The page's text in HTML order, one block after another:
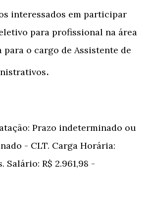
interessados em participar
para profissional na área
o cargo de Assistente de
.
Prazo indeterminado ou
- CLT. Carga Horária:
Salário: R$ 2.961,98 -